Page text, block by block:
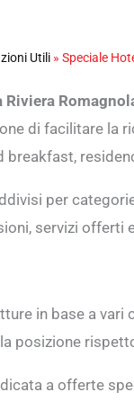
Utili » Speciale
di facilitare la
per
servizi offerti
in base a vari
posizione
a offerte